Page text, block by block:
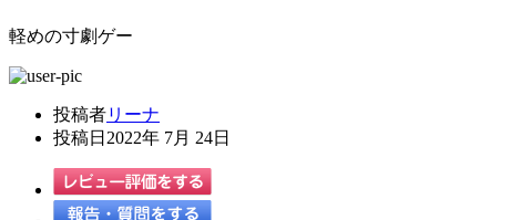
軽めの寸劇ゲー
投稿者リーナ
投稿日 2022年 7月 24日